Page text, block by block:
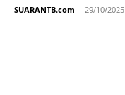
SUARANTB.com - 29/10/2025